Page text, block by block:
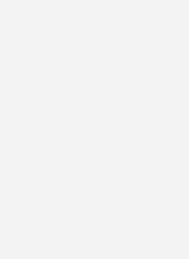
mit dem SBZ
Sie regelmäßig von uns
Neuigkeiten, gebündelt und
bin ich damit einverstanden, über